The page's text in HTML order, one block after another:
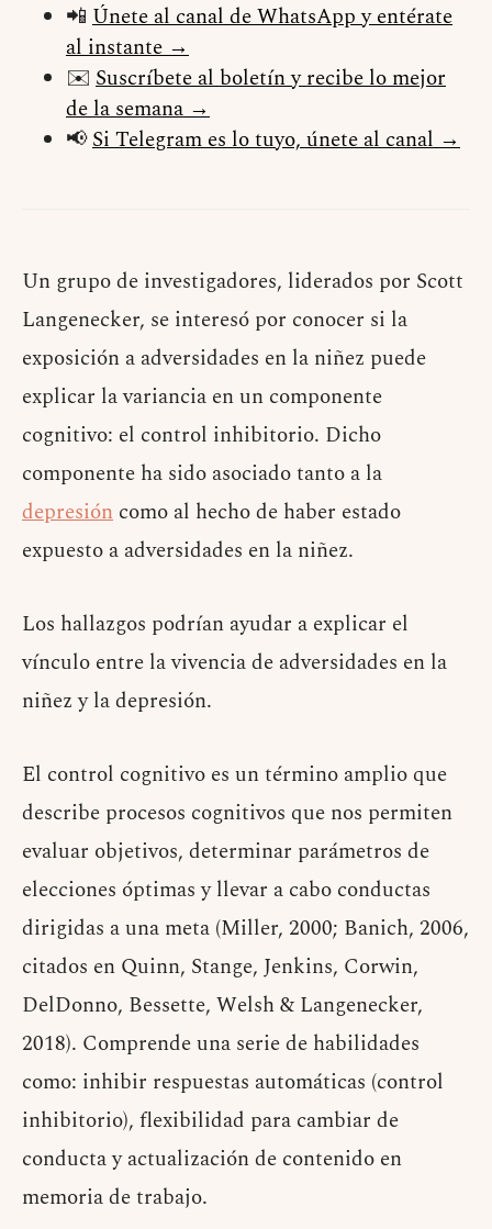
📲 Únete al canal de WhatsApp y entérate
al instante →
✉️ Suscríbete al boletín y recibe lo mejor
de la semana →
📢Si Telegram es lo tuyo, únete al canal →
Un grupo de investigadores, liderados por Scott
Langenecker, se interesó por conocer si la
exposición a adversidades en la niñez puede
explicar la variancia en un componente
cognitivo: el control inhibitorio. Dicho
componente ha sido asociado tanto a la
depresión como al hecho de haber estado
expuesto a adversidades en la niñez.
Los hallazgos podrían ayudar a explicar el
vínculo entre la vivencia de adversidades en la
niñez y la depresión.
El control cognitivo es un término amplio que
describe procesos cognitivos que nos permiten
evaluar objetivos, determinar parámetros de
elecciones óptimas y llevar a cabo conductas
dirigidas a una meta (Miller, 2000; Banich, 2006,
citados en Quinn, Stange, Jenkins, Corwin,
DelDonno, Bessette, Welsh & Langenecker,
2018). Comprende una serie de habilidades
como: inhibir respuestas automáticas (control
inhibitorio), flexibilidad para cambiar de
conducta y actualización de contenido en
memoria de trabajo.